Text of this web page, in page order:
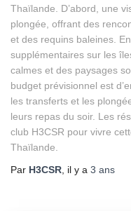
Thaïlande. D’abord, une
plongée, offrant des
et des requins baleines.
supplémentaires sur les
calmes et des paysages
budget prévisionnel est
les transferts et les
leurs repas du soir. Les
club H3CSR pour vivre
Thaïlande.
Par H3CSR, il y a 3 ans